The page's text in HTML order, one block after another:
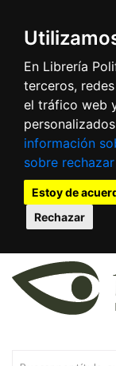
En Librería
terceros,
el tráfico web
información
sobre
Estoy de
Rechazar